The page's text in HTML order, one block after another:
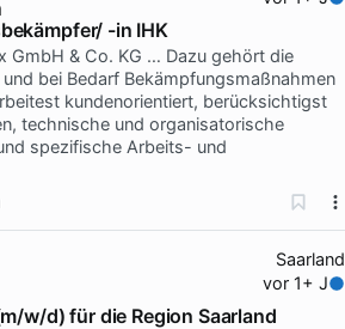
-in IHK
GmbH & Co. KG … Dazu gehört die
bei Bedarf Bekämpfungsmaßnahmen
kundenorientiert, berücksichtigst
technische und organisatorische
spezifische Arbeits- und
Saarland
vor 1+ J
w/d) für die Region Saarland